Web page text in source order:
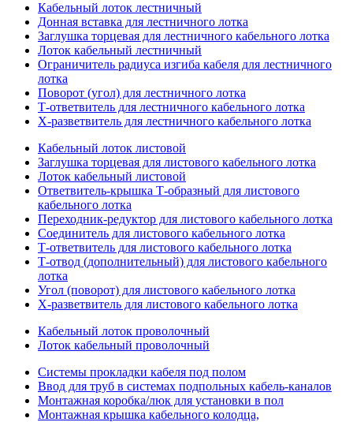
Кабельный лоток лестничный
Донная вставка для лестничного лотка
Заглушка торцевая для лестничного кабельного лотка
Лоток кабельный лестничный
Ограничитель радиуса изгиба кабеля для лестничного
лотка
Поворот (угол) для лестничного лотка
Т-ответвитель для лестничного кабельного лотка
Х-разветвитель для лестничного кабельного лотка
Кабельный лоток листовой
Заглушка торцевая для листового кабельного лотка
Лоток кабельный листовой
Ответвитель-крышка Т-образный для листового
кабельного лотка
Переходник-редуктор для листового кабельного лотка
Соединитель для листового кабельного лотка
Т-ответвитель для листового кабельного лотка
Т-отвод (дополнительный) для листового кабельного
лотка
Угол (поворот) для листового кабельного лотка
Х-разветвитель для листового кабельного лотка
Кабельный лоток проволочный
Лоток кабельный проволочный
Системы прокладки кабеля под полом
Ввод для труб в системах подпольных кабель-каналов
Монтажная коробка/люк для установки в пол
Монтажная крышка кабельного колодца,